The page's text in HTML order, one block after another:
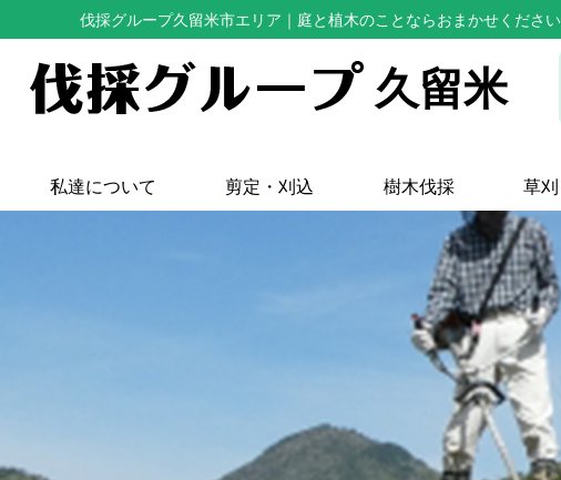
伐採グループ久留米市エリア ｜庭と植木のことならおまかせください
久留米
私達について 剪定・刈込 樹木伐採 草